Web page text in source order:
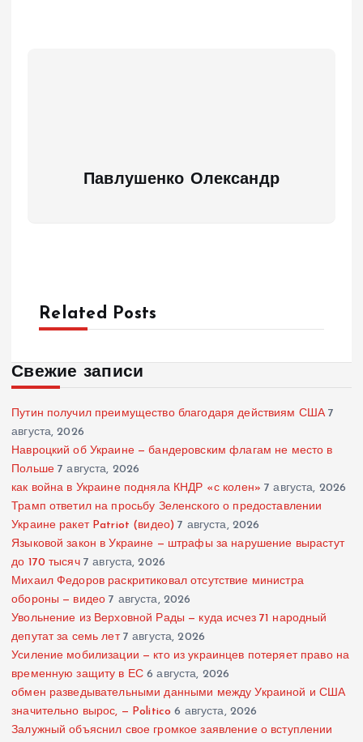
Павлушенко Олександр
Related Posts
Свежие записи
Путин получил преимущество благодаря действиям США 7
августа, 2026
Навроцкий об Украине — бандеровским флагам не место в
Польше 7 августа, 2026
как война в Украине подняла КНДР «с колен» 7 августа, 2026
Трамп ответил на просьбу Зеленского о предоставлении
Украине ракет Patriot (видео) 7 августа, 2026
Языковой закон в Украине — штрафы за нарушение вырастут
до 170 тысяч 7 августа, 2026
Михаил Федоров раскритиковал отсутствие министра
обороны — видео 7 августа, 2026
Увольнение из Верховной Рады — куда исчез 71 народный
депутат за семь лет 7 августа, 2026
Усиление мобилизации — кто из украинцев потеряет право на
временную защиту в ЕС 6 августа, 2026
обмен разведывательными данными между Украиной и США
значительно вырос, — Politico 6 августа, 2026
Залужный объяснил свое громкое заявление о вступлении